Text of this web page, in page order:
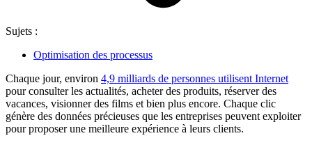
Sujets :
Optimisation des processus
Chaque jour, environ 4,9 milliards de personnes utilisent Internet
pour consulter les actualités, acheter des produits, réserver des
vacances, visionner des films et bien plus encore. Chaque clic
génère des données précieuses que les entreprises peuvent exploiter
pour proposer une meilleure expérience à leurs clients.